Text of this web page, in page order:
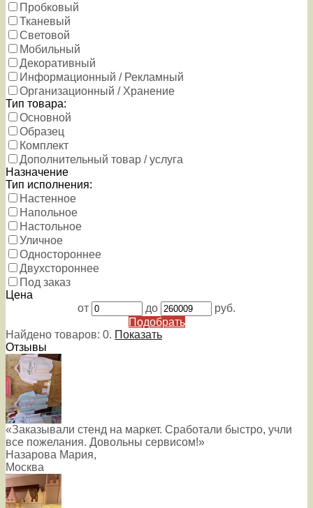
Пробковый
Тканевый
Световой
Мобильный
Декоративный
Информационный / Рекламный
Организационный / Хранение
Тип товара:
Основной
Образец
Комплект
Дополнительный товар / услуга
Назначение
Тип исполнения:
Настенное
Напольное
Настольное
Уличное
Одностороннее
Двухстороннее
Под заказ
Цена
от
до
руб.
Подобрать
Найдено товаров: 0. Показать
Отзывы
«Заказывали стенд на маркет. Сработали быстро, учли
все пожелания. Довольны сервисом!»
Назарова Мария,
Москва